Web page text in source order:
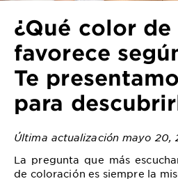
¿Qué color
favorece
Te
para
Última actualización mayo 20,
La pregunta que más
de coloración es siempre la